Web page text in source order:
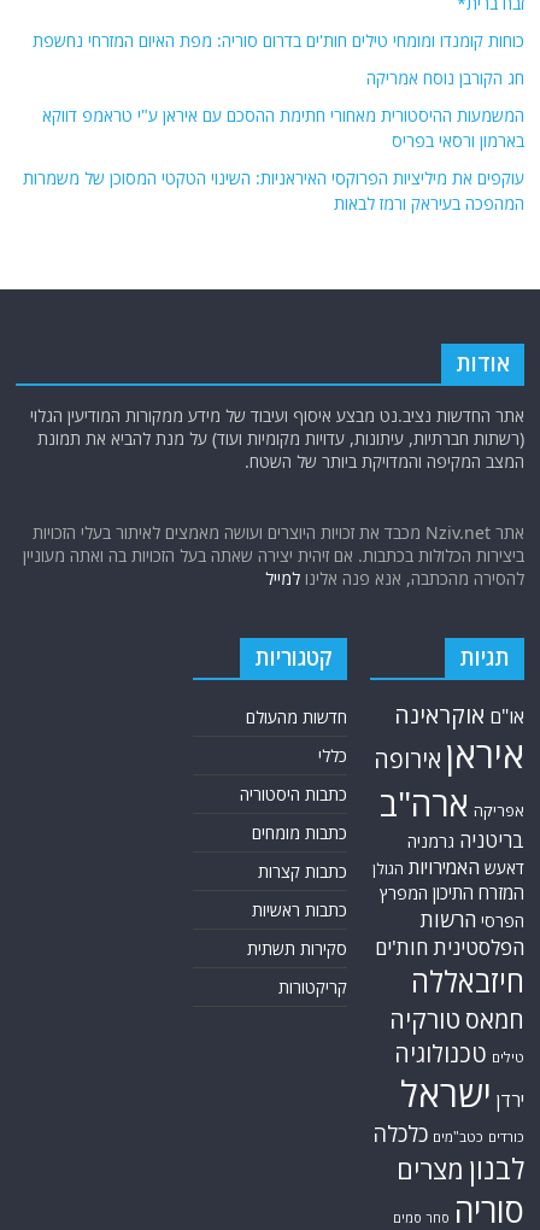
כוחות קומנדו ומומחי טילים חות'ים בדרום סוריה: מפת האיום המזרחי נחשפת
חג הקורבן נוסח אמריקה
המשמעות ההיסטורית מאחורי חתימת ההסכם עם איראן ע"י טראמפ דווקא
בארמון ורסאי בפריס
עוקפים את מיליציות הפרוקסי האיראניות: השינוי הטקטי המסוכן של משמרות
המהפכה בעיראק ורמז לבאות
אודות
אתר החדשות נציב.נט מבצע איסוף ועיבוד של מידע ממקורות המודיעין הגלוי
(רשתות חברתיות, עיתונות, עדויות מקומיות ועוד) על מנת להביא את תמונת
המצב המקיפה והמדויקת ביותר של השטח.
אתר Nziv.net מכבד את זכויות היוצרים ועושה מאמצים לאיתור בעלי הזכויות
ביצירות הכלולות בכתבות. אם זיהית יצירה שאתה בעל הזכויות בה ואתה מעוניין
להסירה מהכתבה, אנא פנה אלינולמייל
תגיות
או"ם אוקראינה
איראן אירופה
אפריקה ארה"ב
בריטניה גרמניה
דאעש האמירויות הגולן
המזרח התיכון המפרץ
הפרסי הרשות
הפלסטינית חות'ים
חיזבאללה
חמאס טורקיה
טילים טכנולוגיה
ירדן ישראל
כורדים כטב"מים כלכלה
לבנון מצרים
סוריה סחר סמים
קטגוריות
חדשות מהעולם
כללי
כתבות היסטוריה
כתבות מומחים
כתבות קצרות
כתבות ראשיות
סקירות תשתית
קריקטורות